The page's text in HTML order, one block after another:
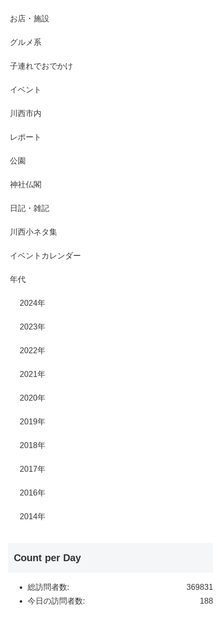
お店・施設
グルメ系
子連れでおでかけ
イベント
川西市内
レポート
公園
神社仏閣
日記・雑記
川西小ネタ集
イベントカレンダー
年代
2024年
2023年
2022年
2021年
2020年
2019年
2018年
2017年
2016年
2014年
Count per Day
369831
総訪問者数:
188
今日の訪問者数: